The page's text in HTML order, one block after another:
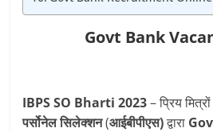
Govt Bank
IBPS SO Bharti 2023– प्रिय
पर्सोनेल सिलेक्शन(आईबीपीएस)द्वारा